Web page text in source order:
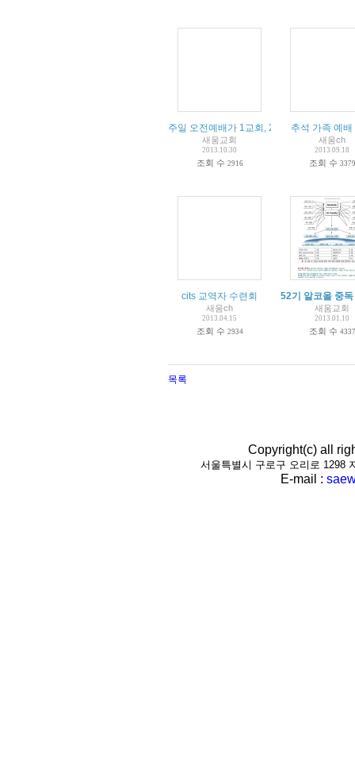
주일 오전예배가 1교회, 2교회로 진행됩니다.
새움교회
2013.10.30
조회 수 2916
추석 가족 예배
새움ch
2013.09.18
조회 수 3379
cits 교역자 수련회
새움ch
2013.04.15
조회 수 2934
52기 알코올 중
새움교회
2013.01.10
조회 수 4337
목록
Copyright(c) all
서울특별시 구로구 오리로 1298
E-mail :